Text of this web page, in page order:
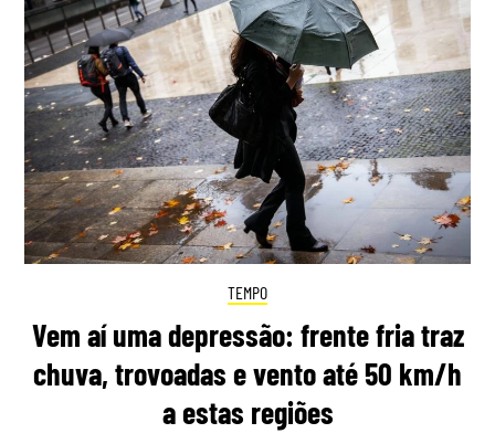
TEMPO
Vem aí uma depressão: frente fria traz
chuva, trovoadas e vento até 50 km/h
a estas regiões